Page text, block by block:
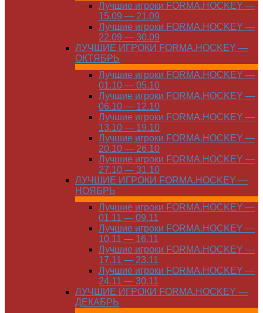
Лучшие игроки FORMA.HOCKEY —
15.09 — 21.09
Лучшие игроки FORMA.HOCKEY —
22.09 — 30.09
ЛУЧШИЕ ИГРОКИ FORMA.HOCKEY —
ОКТЯБРЬ
Лучшие игроки FORMA.HOCKEY —
01.10 — 05.10
Лучшие игроки FORMA.HOCKEY —
06.10 — 12.10
Лучшие игроки FORMA.HOCKEY —
13.10 — 19.10
Лучшие игроки FORMA.HOCKEY —
20.10 — 26.10
Лучшие игроки FORMA.HOCKEY —
27.10 — 31.10
ЛУЧШИЕ ИГРОКИ FORMA.HOCKEY —
НОЯБРЬ
Лучшие игроки FORMA.HOCKEY —
01.11 — 09.11
Лучшие игроки FORMA.HOCKEY —
10.11 — 16.11
Лучшие игроки FORMA.HOCKEY —
17.11 — 23.11
Лучшие игроки FORMA.HOCKEY —
24.11 — 30.11
ЛУЧШИЕ ИГРОКИ FORMA.HOCKEY —
ДЕКАБРЬ